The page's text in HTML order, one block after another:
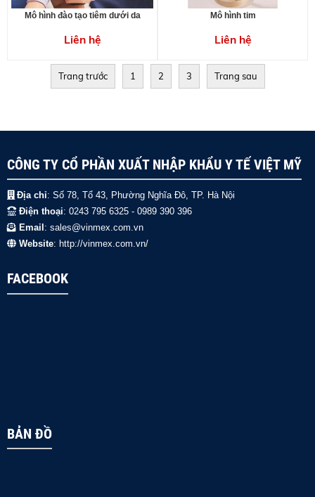
Mô hình đào tạo tiêm dưới da
Liên hệ
Mô hình tim
Liên hệ
Trang trước 1 2 3 Trang sau
CÔNG TY CỔ PHẦN XUẤT NHẬP KHẨU Y TẾ VIỆT MỸ
Địa chỉ: Số 78, Tổ 43, Phường Nghĩa Đô, TP. Hà Nội
Điện thoại: 0243 795 6325 - 0989 390 396
Email : sales@vinmex.com.vn
Website: http://vinmex.com.vn/
FACEBOOK
BẢN ĐỒ